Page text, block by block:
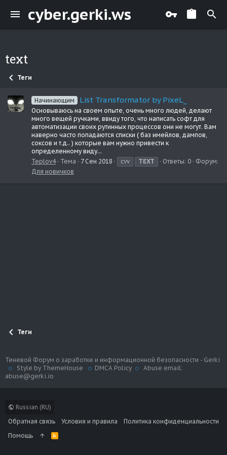
cyber.gerki.ws
text
Теги
Начинающим List Transformator by PixeL_
Основываюсь на своем опыте, очень много людей, делают
много вещей ручками, ввиду того, что написать софт для
автоматизации своих рутинных процессов они не могут. Вам
наверно часто попадаются списки ( баз имейлов, дампов,
соксов и т.д.. ) которые вам нужно привести к
определенному виду...
Teplov4
Тема 7 Сен 2018 cvv TEXT Ответы: 0
Форум:
Для новичков
Теги
Russian (RU)
Обратная связь
Условия и правила
Политика конфиденциальности
Помощь
R
S
Теневой Форум о заработке и информационной безопасности - Gerki
Style by ThemeHouse
DMCA Policy
Abuse email:
abuse@gerki.io